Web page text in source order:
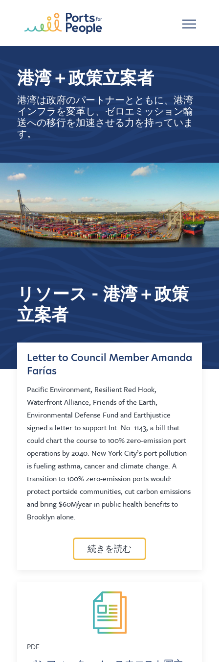
港湾＋政策立案者
港湾は政府のパートナーとともに、港湾
インフラを変革し、ゼロエミッション輸
送への移行を加速させる力を持っていま
す。
リソース - 港湾＋政策
立案者
Letter to Council Member Amanda
Farías
Pacific Environment, Resilient Red Hook,
Waterfront Alliance, Friends of the Earth,
Environmental Defense Fund and Earthjustice
signed a letter to support Int. No. 1143, a bill that
could chart the course to 100% zero-emission port
operations by 2040. New York City’s port pollution
is fueling asthma, cancer and climate change. A
transition to 100% zero-emission ports would:
protect portside communities, cut carbon emissions
and bring $60M/year in public health benefits to
Brooklyn alone.
続きを読む
PDF